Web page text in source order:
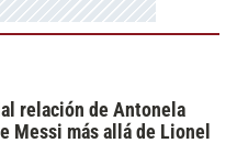
relación de Antonela
Messi más allá de Lionel